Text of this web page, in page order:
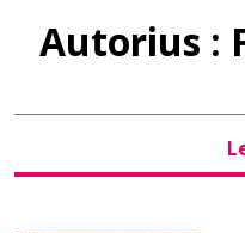
Leidiniai
Autorius :